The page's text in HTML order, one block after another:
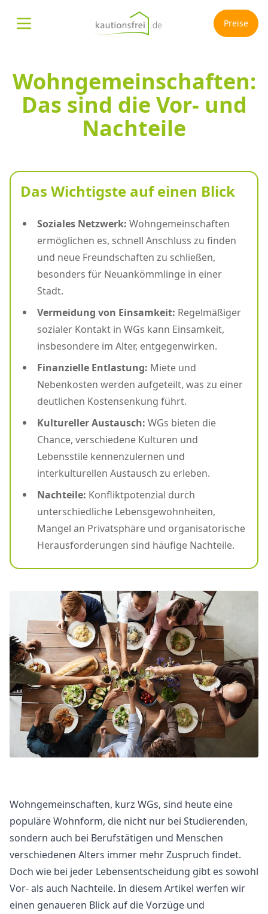
Menü öffnen Preise
Wohngemeinschaften:
Das sind die Vor- und
Nachteile
Das Wichtigste auf einen Blick
Soziales Netzwerk: Wohngemeinschaften
ermöglichen es, schnell Anschluss zu finden
und neue Freundschaften zu schließen,
besonders für Neuankömmlinge in einer
Stadt.
Vermeidung von Einsamkeit: Regelmäßiger
sozialer Kontakt in WGs kann Einsamkeit,
insbesondere im Alter, entgegenwirken.
Finanzielle Entlastung: Miete und
Nebenkosten werden aufgeteilt, was zu einer
deutlichen Kostensenkung führt.
Kultureller Austausch: WGs bieten die
Chance, verschiedene Kulturen und
Lebensstile kennenzulernen und
interkulturellen Austausch zu erleben.
Nachteile: Konfliktpotenzial durch
unterschiedliche Lebensgewohnheiten,
Mangel an Privatsphäre und organisatorische
Herausforderungen sind häufige Nachteile.
Wohngemeinschaften, kurz WGs, sind heute eine
populäre Wohnform, die nicht nur bei Studierenden,
sondern auch bei Berufstätigen und Menschen
verschiedenen Alters immer mehr Zuspruch findet.
Doch wie bei jeder Lebensentscheidung gibt es sowohl
Vor- als auch Nachteile. In diesem Artikel werfen wir
einen genaueren Blick auf die Vorzüge und